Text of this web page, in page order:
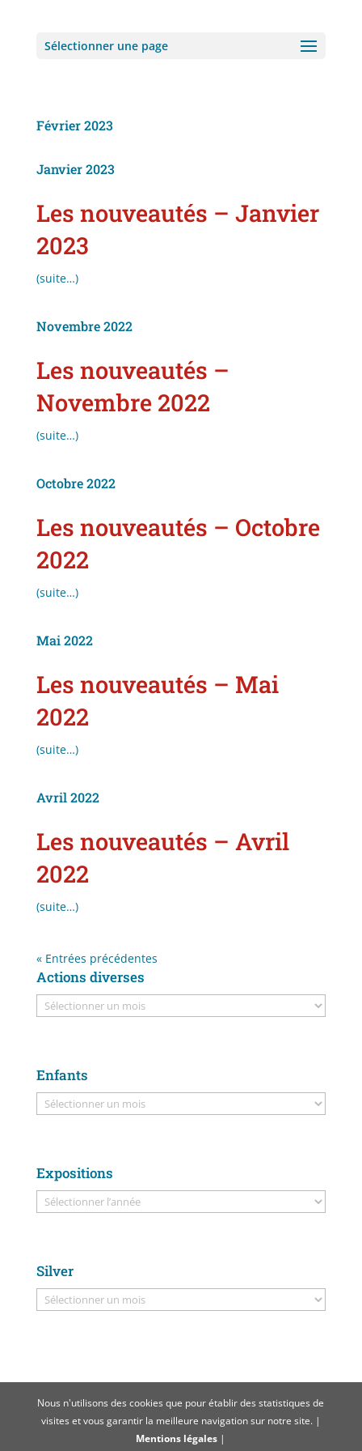
Sélectionner une page
Février 2023
Janvier 2023
Les nouveautés – Janvier
2023
(suite…)
Novembre 2022
Les nouveautés –
Novembre 2022
(suite…)
Octobre 2022
Les nouveautés – Octobre
2022
(suite…)
Mai 2022
Les nouveautés – Mai
2022
(suite…)
Avril 2022
Les nouveautés – Avril
2022
(suite…)
« Entrées précédentes
Actions diverses
Enfants
Expositions
Silver
Nous n'utilisons des cookies que pour établir des statistiques de
visites et vous garantir la meilleure navigation sur notre site. |
Mentions légales |